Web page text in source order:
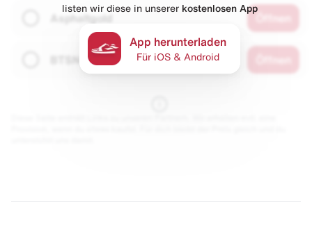
Asphaltgold
listen wir diese in unserer kostenlosen App
App herunterladen
Für iOS & Android